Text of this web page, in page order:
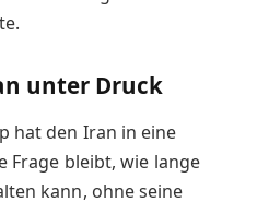
unter Druck
hat den Iran in eine
Frage bleibt, wie lange
kann, ohne seine